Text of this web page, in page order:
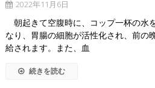
2022年11月6日
朝起きて空腹時に、コップ一杯の水
なり、胃腸の細胞が活性化され、前の
給されます。また、血
続きを読む